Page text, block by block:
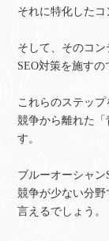
それに特化したコ
そして、そのコン
SEO対策を施すの
これらのステップ
競争から離れた
す。
ブルーオーシャン
競争が少ない分
言えるでしょう。